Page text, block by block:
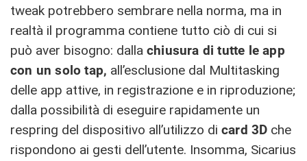
tweak potrebbero sembrare nella norma, ma in
realtà il programma contiene tutto ciò di cui si
può aver bisogno: dalla chiusura di tutte le app
con un solo tap, all’esclusione dal Multitasking
delle app attive, in registrazione e in riproduzione;
dalla possibilità di eseguire rapidamente un
respring del dispositivo all’utilizzo di card 3D che
rispondono ai gesti dell’utente. Insomma, Sicarius